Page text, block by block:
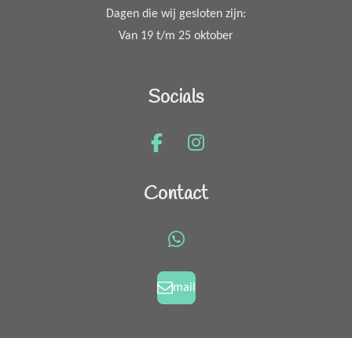
Dagen die wij gesloten zijn:
Van 19 t/m 25 oktober
Socials
F
c
k
I
s
a
m
Contact
W
a
t
mail